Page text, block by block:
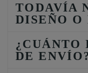
TODAVÍA
DISEÑO O
¿CUÁNTO
DE